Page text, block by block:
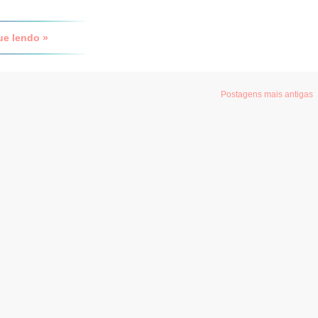
lendo »
Postagens mais antigas